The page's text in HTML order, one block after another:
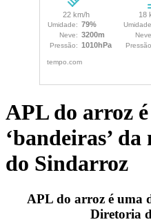
APL do arroz
‘bandeiras’
do Sindarroz
APL do arroz é uma
Diretoria